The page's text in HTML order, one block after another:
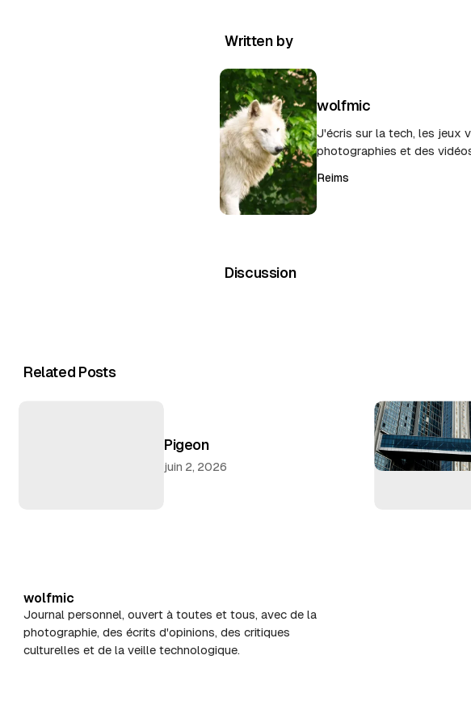
Written by
wolfmic
J'écris sur la tech, les jeux
photographies et des
Reims
Discussion
Related Posts
Pigeon
juin 2, 2026
wolfmic
Journal personnel, ouvert à toutes et tous, avec de la
photographie, des écrits d'opinions, des critiques
culturelles et de la veille technologique.